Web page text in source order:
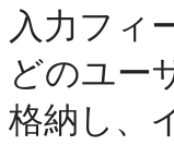
入力フィ
どのユー
格納し、